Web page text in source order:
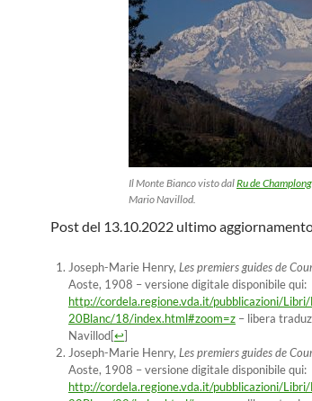
Il Monte Bianco visto dalRu de Champlong
Mario Navillod.
Post del 13.10.2022 ultimo
Joseph-Marie Henry, Les premiers guides de
Aoste, 1908 – versione digitale disponibile qui:
http://cordela.regione.vda.it/pubblicazioni/
20Blanc/18/index.html#zoom=z – libera
Navillod[↩]
Joseph-Marie Henry, Les premiers guides de
Aoste, 1908 – versione digitale disponibile qui:
http://cordela.regione.vda.it/pubblicazioni/